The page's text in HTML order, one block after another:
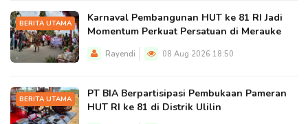
BERITA UTAMA
Karnaval Pembangunan HUT ke 81 RI Jadi
Momentum Perkuat Persatuan di Merauke
Rayendi 08 Aug 2026 18:50
BERITA UTAMA
PT BIA Berpartisipasi Pembukaan Pameran
HUT RI ke 81 di Distrik Ulilin